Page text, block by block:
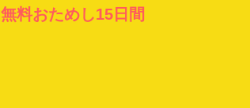
無料おためし15日間